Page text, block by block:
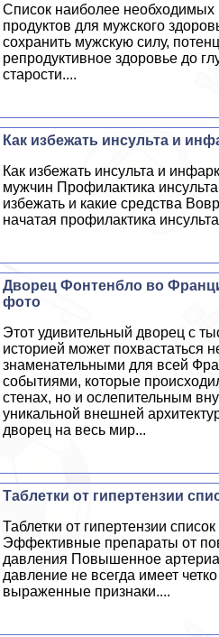
Список наиболее необходимых
продуктов для мужского
сохранить мужскую силу,
репродуктивное здоровье до
старости....
Как избежать инсульта и
Как избежать инсульта и
мужчин Профилактика
избежать и какие средства
начатая профилактика
Дворец Фонтенбло во
фото
Этот удивительный дворец с
историей может похвастаться
знаменательными для всей
событиями, которые
стенах, но и ослепительным
уникальной внешней
дворец на весь мир...
Таблетки от гипертензии
Таблетки от гипертензии список
Эффективные препараты от
давления Повышенное
давление не всегда имеет четко
выраженные признаки....